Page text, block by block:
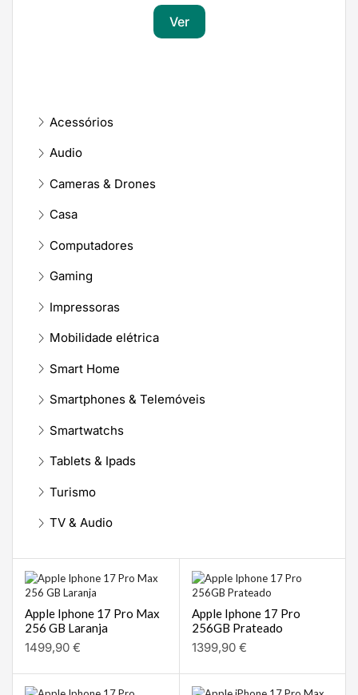
Ver
Acessórios
Audio
Cameras & Drones
Casa
Computadores
Gaming
Impressoras
Mobilidade elétrica
Smart Home
Smartphones & Telemóveis
Smartwatchs
Tablets & Ipads
Turismo
TV & Audio
Apple Iphone 17 Pro Max
256 GB Laranja
1499,90 €
Apple Iphone 17 Pro
256GB Prateado
1399,90 €